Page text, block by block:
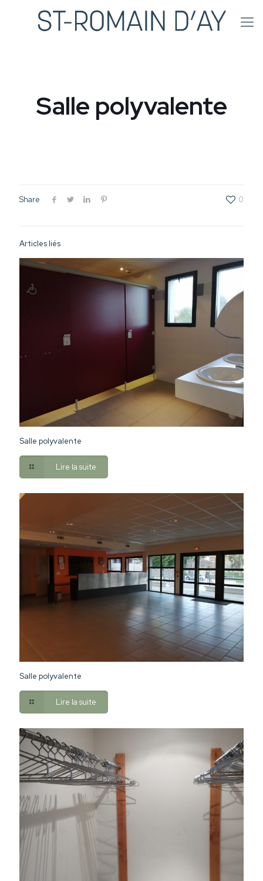
Salle polyvalente
Share 0
Articles liés
Salle polyvalente
Lire la suite
Salle polyvalente
Lire la suite